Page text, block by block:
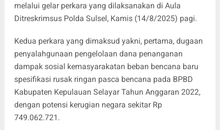
melalui gelar perkara yang dilaksanakan di Aula
Ditreskrimsus Polda Sulsel, Kamis (14/8/2025) pagi.
Kedua perkara yang dimaksud yakni, pertama, dugaan
penyalahgunaan pengelolaan dana penanganan
dampak sosial kemasyarakatan beban bencana baru
spesifikasi rusak ringan pasca bencana pada BPBD
Kabupaten Kepulauan Selayar Tahun Anggaran 2022,
dengan potensi kerugian negara sekitar Rp
749.062.721.